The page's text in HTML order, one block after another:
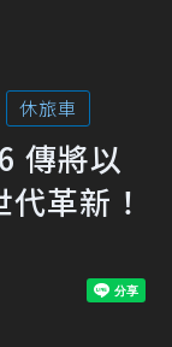
休旅車
傳將以
革新！